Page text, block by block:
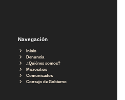
Navegación
Inicio
Denuncia
¿Quiénes somos?
Micrositios
Comunicados
Consejo de Gobierno